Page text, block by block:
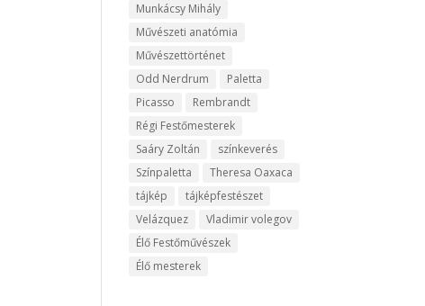
Munkácsy Mihály
Művészeti anatómia
Művészettörténet
Odd Nerdrum
Paletta
Picasso
Rembrandt
Régi Festőmesterek
Saáry Zoltán
színkeverés
Színpaletta
Theresa Oaxaca
tájkép
tájképfestészet
Velázquez
Vladimir volegov
Élő Festőművészek
Élő mesterek